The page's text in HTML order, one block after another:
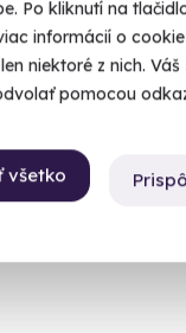
Po kliknutí na
informácií o
niektoré z nich. Váš
pomocou
všetko
lokality)